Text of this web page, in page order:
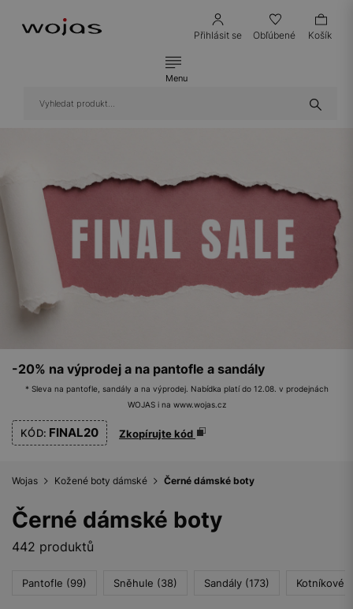
Přihlásit se Obľúbené Košík
Menu
-20% na výprodej a na pantofle a sandály
* Sleva na pantofle, sandály a na výprodej. Nabídka platí do 12.08. v prodejnách
WOJAS i na www.wojas.cz
KÓD: FINAL20 Zkopírujte kód
Wojas Kožené boty dámské Černé dámské boty
Černé dámské boty
442 produktů
Pantofle (99) Sněhule (38) Sandály (173) Kotníkové